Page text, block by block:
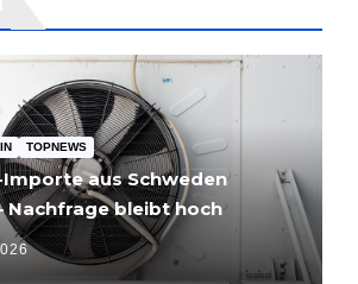
TOPNEWS
aus Schweden
Nachfrage bleibt hoch